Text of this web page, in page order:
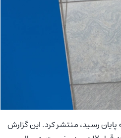
اخیراً گزارش عملکرد مالی سه ماهه چهارم سال مالی خود را که در 26 ژانویه 2025 به پایان رسید، منتشر کرد. این گزارش